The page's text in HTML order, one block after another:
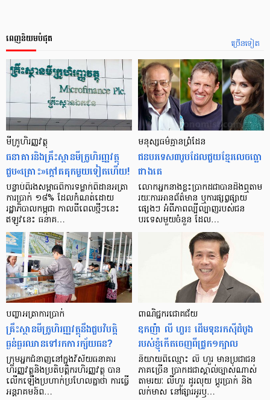
ច្រើនទៀត
ពេញនិយមបំផុត
មីក្រូ​ហិរញ្ញវត្ថុ
ធនាគារ​និង​គ្រឹះស្ថាន​មីក្រូ​ហិរញ្ញវត្ថុ​
ជួប«គ្រោះ»ក្តៅ​គគុក​មួយ​ទៀត​ហើយ!
បន្ទាប់​ពី​រង​សម្ពាធ​​ពី​ការ​ទម្លាក់​ពិដាន​អត្រា​
ការ​ប្រាក់ ១៨​% ដែល​កំណត់​ដោយ​
រដ្ឋាភិបាល​កម្ពុជា កាល​ពី​ពេល​ថ្មីៗ​នេះ
ឥឡូវ​នេះ ធនាគ…
មនុស្ស​ធម៌​គ្មាន​ព្រំដែន
ជន​បរទេស​៣​រូប​ដែល​ជួយ​ខ្មែរ​លេច​ធ្លោ​
ជាង​គេ
លោកអ្នក​នាង​ខ្លះ​ប្រាកដ​ជា​បាន​​ដឹង​ឮ​តាម​
រយៈ​ការ​អាន​ព័ត៌មាន ឬ​ការ​ផ្សព្វផ្សាយ​
ផ្សេងៗ អំពី​ភាព​ល្បីល្បាញ​របស់​ជន​
បរទេស​មួយ​ចំនួន ដែល…
បញ្ហា​អត្រា​ការប្រាក់
គ្រឹះស្ថាន​មីក្រូ​ហិរញ្ញវត្ថុ​នឹង​ជួប​វិបត្តិ​
ធ្ងន់ធ្ងរ​ឈាន​ទៅ​រក​ការ​ក្ស័យធន?
ក្រុម​អ្នក​ជំនាញ​នៅ​ក្នុង​វិស័យ​ធនាគារ
ហិរញ្ញវត្ថុ​និង​ប្រតិបត្តិករ​ហិរញ្ញ​វត្ថុ បាន​​
លើក​ឡើង​ប្រហាក់​ប្រហែល​គ្នា​ថា ការ​ធ្វើ​
អន្តរាគមន៍​ព…
ពាណិជ្ជករជោគជ័យ
ឧកញ៉ា លី ហួរ៖ ដើមទុនរកស៊ីដំបូង
របស់ខ្ញុំកើតចេញពីជ្រូក១ក្បាល
និយាយ​ពី​ឈ្មោះ លី ហួរ មាន​ប្រជាជន​
ភាគ​ច្រើន ប្រាកដ​ជា​ស្គាល់​ច្បាស់​ណាស់
តាមរយៈ លីហួរ ដូរ​លុយ ប្តូរ​បា្រក់ និង​
លក់​មាស នៅ​ផ្សារ​អូរ​ឫ…